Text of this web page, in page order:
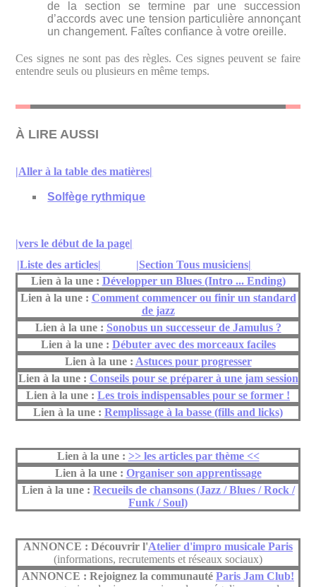
de la section se termine par une succession
d’accords avec une tension particulière annonçant
un changement. Faîtes confiance à votre oreille.
Ces signes ne sont pas des règles. Ces signes peuvent se faire
entendre seuls ou plusieurs en même temps.
À LIRE AUSSI
|Aller à la table des matières|
Solfège rythmique
|vers le début de la page|
|Liste des articles|
|Section Tous musiciens|
Lien à la une : Développer un Blues (Intro ... Ending)
Lien à la une : Comment commencer ou finir un standard
de jazz
Lien à la une : Sonobus un successeur de Jamulus ?
Lien à la une : Débuter avec des morceaux faciles
Lien à la une : Astuces pour progresser
Lien à la une : Conseils pour se préparer à une jam session
Lien à la une : Les trois indispensables pour se former !
Lien à la une : Remplissage à la basse (fills and licks)
Lien à la une : >> les articles par thème <<
Lien à la une : Organiser son apprentissage
Lien à la une : Recueils de chansons (Jazz / Blues / Rock /
Funk / Soul)
ANNONCE : Découvrir l'Atelier d'impro musicale Paris
(informations, recrutements et réseaux sociaux)
ANNONCE : Rejoignez la communauté Paris Jam Club!